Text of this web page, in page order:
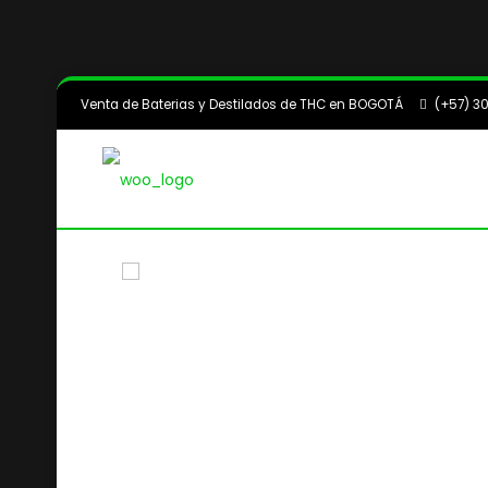
Venta de Baterias y Destilados de THC en BOGOTÁ (+57)